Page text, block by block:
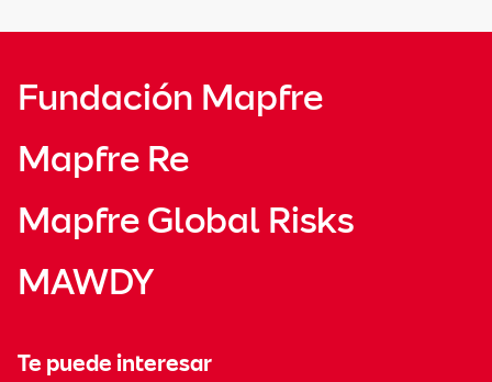
Fundación Mapfre
Mapfre Re
Mapfre Global Risks
MAWDY
Te puede interesar